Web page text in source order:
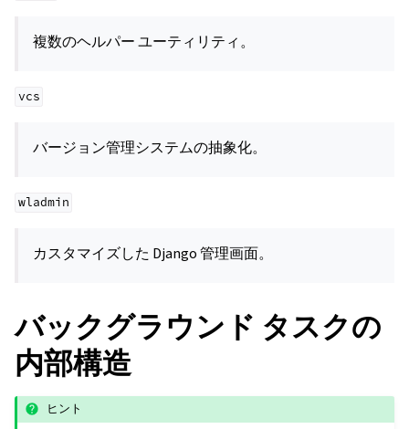
複数のヘルパー ユーティリティ。
vcs
バージョン管理システムの抽象化。
wladmin
カスタマイズした Django 管理画面。
バックグラウンド タスクの
内部構造
ヒント